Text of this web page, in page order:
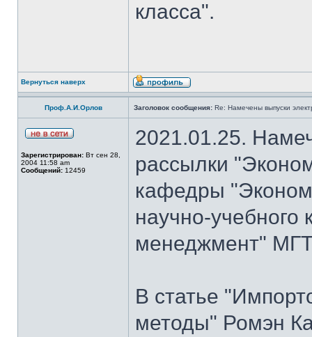
класса".
Вернуться наверх
Проф.А.И.Орлов Заголовок сообщения: Re: Намечены выпуски
Зарегистрирован: Вт сен 28,
2004 11:58 am
Сообщений: 12459
2021.01.25.
рассылки
кафедры
научно-
менеджмент"
В статье
методы" Ромэн